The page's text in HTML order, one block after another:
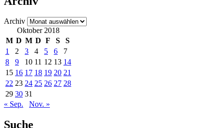
Archiv
Oktober 2018
M D M D F S
S
1
2 3 4 5 6
7
8
9 10 11 12 13 14
15 16 17 18 19 20 21
22 23 24 25 26 27 28
29 30 31
« Sep.
Nov. »
Suche